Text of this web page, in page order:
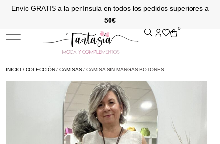
Envío GRATIS a la península en todos los pedidos superiores a
50€
0
INICIO / COLECCIÓN / CAMISAS / CAMISA SIN MANGAS BOTONES